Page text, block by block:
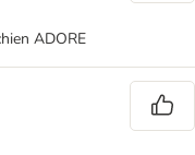
ADORE